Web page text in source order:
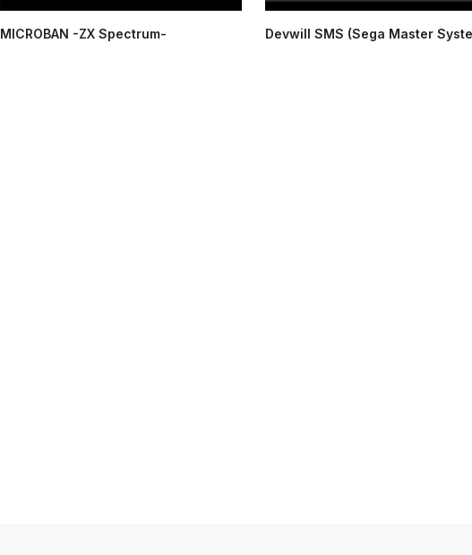
MICROBAN -ZX Spectrum- Devwill SMS (Sega Master